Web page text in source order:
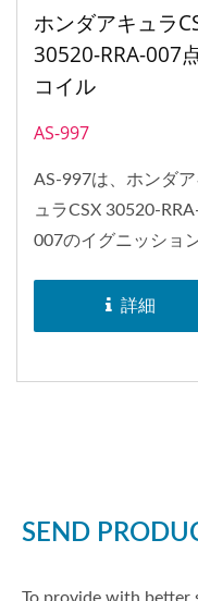
ホンダアキュラ
30520-RRA-007
コイル
AS-997
AS-997は、ホンダア
ュラCSX 30520-
007のイグニッショ
詳細